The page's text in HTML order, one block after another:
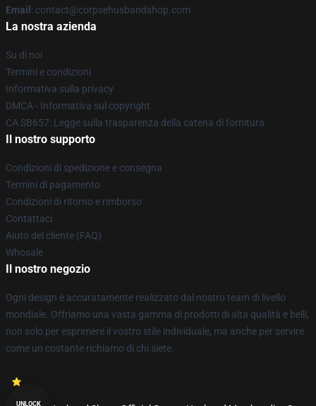
Email : contact@corpsehusbandshop.com
La nostra azienda
Su di noi
Termini e condizioni
Informativa sulla privacy
DMCA - Informativa sul copyright
CA SB657: Legge sulla trasparenza della catena di fornitura
Il nostro supporto
Condizioni di spedizione e consegna
Termini di pagamento
Condizioni di ritorno e rimborso
Contattaci
Aiuto del cliente (FAQ)
Whosale
Il nostro negozio
Ogni design è accuratamente realizzato dal nostro team di livello
mondiale. Offriamo una vasta gamma di prodotti di alta qualità e belli,
non solo per esprimere il vostro stile individuale, ma anche per servire
come un costante richiamo di chi siete.
UNLOCK